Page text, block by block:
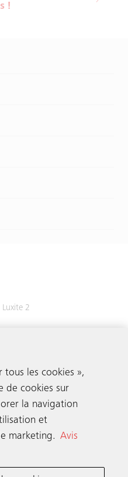
!
2
tous les cookies »,
de cookies sur
la navigation
et
marketing. Avis